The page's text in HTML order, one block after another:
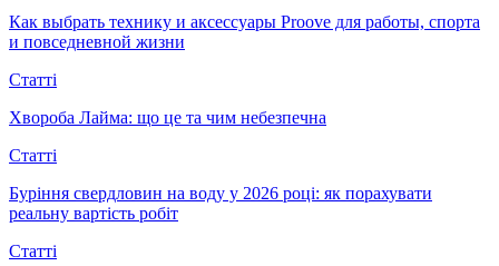
Как выбрать технику и аксессуары Proove для работы, спорта
и повседневной жизни
Статті
Хвороба Лайма: що це та чим небезпечна
Статті
Буріння свердловин на воду у 2026 році: як порахувати
реальну вартість робіт
Статті